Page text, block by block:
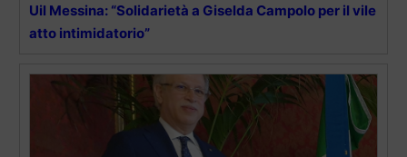
Uil Messina: “Solidarietà a Giselda Campolo per il vile
atto intimidatorio”